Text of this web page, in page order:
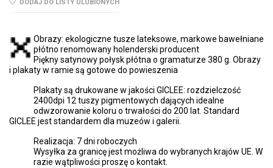
DODAJ DO LISTY ULUBIONYCH
Obrazy: ekologiczne tusze lateksowe, markowe bawełniane
płótno renomowany holenderski producent
Piękny satynowy połysk płótna o gramaturze 380 g. Obrazy
i plakaty w ramie są gotowe do powieszenia
Plakaty są drukowane w jakości GICLEE: rozdzielczość
2400dpi 12 tuszy pigmentowych dających idealne
odwzorowanie koloru o trwałości do 200 lat. Standard
GICLEE jest standardem dla muzeów i galerii.
Realizacja: 7 dni roboczych
Wysyłka za granicę jest możliwa do wybranych krajów UE. W
razie wątpliwości proszę o kontakt.